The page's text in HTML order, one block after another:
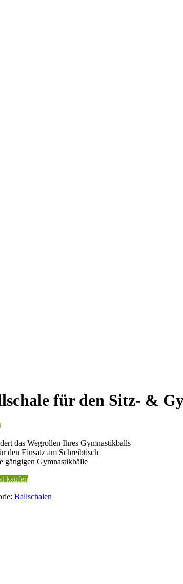
für den Sitz- &
das Wegrollen Ihres Gymnastikballs
den Einsatz am Schreibtisch
gängigen Gymnastikbälle
kaufen
Ballschalen